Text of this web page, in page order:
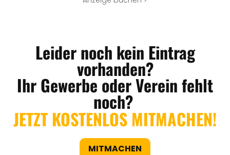
Leider noch kein Eintrag
vorhanden?
Ihr Gewerbe oder Verein fehlt
noch?
JETZT KOSTENLOS MITMACHEN!
MITMACHEN